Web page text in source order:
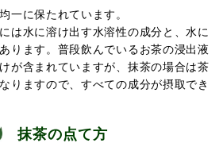
一に保たれています。
は水に溶け出す水溶性の成分と、水に
ります。普段飲んでいるお茶の浸出液
が含まれていますが、抹茶の場合は茶
りますので、すべての成分が摂取でき
抹茶の点て方